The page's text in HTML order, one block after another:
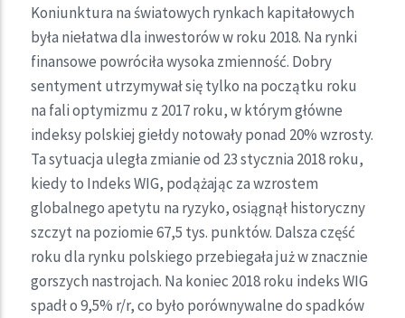
Koniunktura na światowych rynkach kapitałowych
była niełatwa dla inwestorów w roku 2018. Na rynki
finansowe powróciła wysoka zmienność. Dobry
sentyment utrzymywał się tylko na początku roku
na fali optymizmu z 2017 roku, w którym główne
indeksy polskiej giełdy notowały ponad 20% wzrosty.
Ta sytuacja uległa zmianie od 23 stycznia 2018 roku,
kiedy to Indeks WIG, podążając za wzrostem
globalnego apetytu na ryzyko, osiągnął historyczny
szczyt na poziomie 67,5 tys. punktów. Dalsza część
roku dla rynku polskiego przebiegała już w znacznie
gorszych nastrojach. Na koniec 2018 roku indeks WIG
spadł o 9,5% r/r, co było porównywalne do spadków